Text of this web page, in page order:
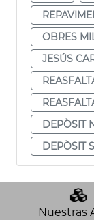
OBRES
JESÚS
DEPÒSIT
DEPÒSIT
Nuestras